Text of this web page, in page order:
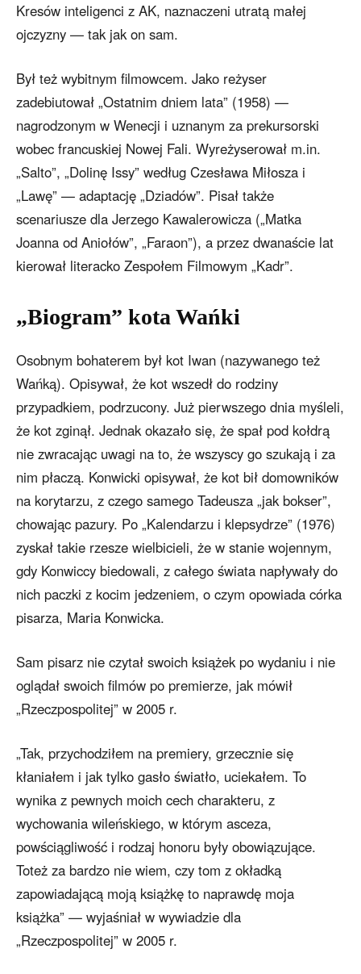
Kresów inteligenci z AK, naznaczeni utratą małej
ojczyzny — tak jak on sam.
Był też wybitnym filmowcem. Jako reżyser
zadebiutował „Ostatnim dniem lata” (1958) —
nagrodzonym w Wenecji i uznanym za prekursorski
wobec francuskiej Nowej Fali. Wyreżyserował m.in.
„Salto”, „Dolinę Issy” według Czesława Miłosza i
„Lawę” — adaptację „Dziadów”. Pisał także
scenariusze dla Jerzego Kawalerowicza („Matka
Joanna od Aniołów”, „Faraon”), a przez dwanaście lat
kierował literacko Zespołem Filmowym „Kadr”.
„Biogram” kota Wańki
Osobnym bohaterem był kot Iwan (nazywanego też
Wańką). Opisywał, że kot wszedł do rodziny
przypadkiem, podrzucony. Już pierwszego dnia myśleli,
że kot zginął. Jednak okazało się, że spał pod kołdrą
nie zwracając uwagi na to, że wszyscy go szukają i za
nim płaczą. Konwicki opisywał, że kot bił domowników
na korytarzu, z czego samego Tadeusza „jak bokser”,
chowając pazury. Po „Kalendarzu i klepsydrze” (1976)
zyskał takie rzesze wielbicieli, że w stanie wojennym,
gdy Konwiccy biedowali, z całego świata napływały do
nich paczki z kocim jedzeniem, o czym opowiada córka
pisarza, Maria Konwicka.
Sam pisarz nie czytał swoich książek po wydaniu i nie
oglądał swoich filmów po premierze, jak mówił
„Rzeczpospolitej” w 2005 r.
„Tak, przychodziłem na premiery, grzecznie się
kłaniałem i jak tylko gasło światło, uciekałem. To
wynika z pewnych moich cech charakteru, z
wychowania wileńskiego, w którym asceza,
powściągliwość i rodzaj honoru były obowiązujące.
Toteż za bardzo nie wiem, czy tom z okładką
zapowiadającą moją książkę to naprawdę moja
książka” — wyjaśniał w wywiadzie dla
„Rzeczpospolitej” w 2005 r.